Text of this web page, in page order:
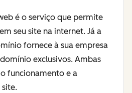
é o serviço que permite
seu site na internet. Já a
fornece à sua empresa
exclusivos. Ambas
funcionamento e a
site.